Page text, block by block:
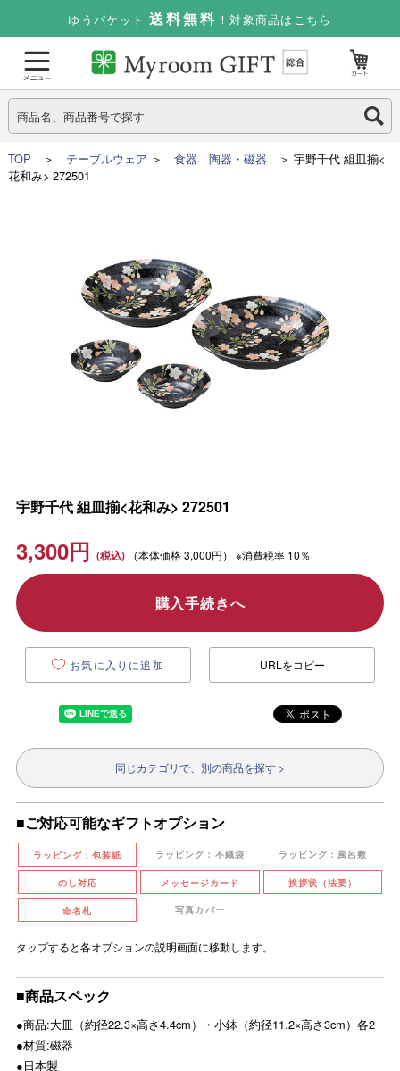
ゆうパケット 送料無料 ！対象商品はこちら
TOP ＞ テーブルウェア ＞ 食器 陶器・磁器 ＞ 宇野千代 組皿揃<
花和み> 272501
宇野千代 組皿揃<花和み> 272501
3,300円 （本体価格3,000円） ※消費税率 10％
購入手続きへ
お気に入りに追加 URLをコピー
同じカテゴリで、別の商品を探す >
■ご対応可能なギフトオプション
ラッピング：包装紙 ラッピング：不織袋 ラッピング：風呂敷
のし対応 メッセージカード 挨拶状（法要）
命名札 写真カバー
タップすると各オプションの説明画面に移動します。
■商品スペック
●商品:大皿（約径22.3×高さ4.4cm）・小鉢（約径11.2×高さ3cm）各2
●材質:磁器
●日本製